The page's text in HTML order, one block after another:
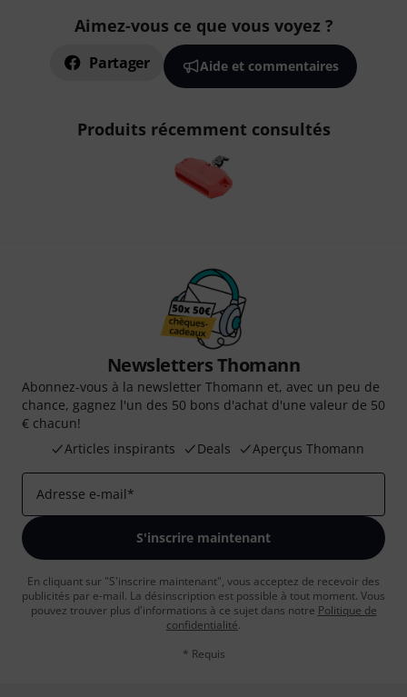
Aimez-vous ce que vous voyez ?
Partager Aide et commentaires
Produits récemment consultés
Newsletters Thomann
Abonnez-vous à la newsletter Thomann et, avec un peu de
chance, gagnez l'un des 50 bons d'achat d'une valeur de 50
€ chacun!
Articles inspirants
Deals Aperçus Thomann
Adresse e-mail*
S'inscrire maintenant
En cliquant sur "S'inscrire maintenant", vous acceptez de recevoir des
publicités par e-mail. La désinscription est possible à tout moment. Vous
pouvez trouver plus d'informations à ce sujet dans notre Politique de
confidentialité.
* Requis